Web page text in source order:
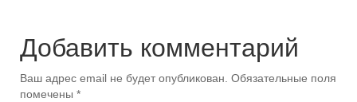
Добавить комментарий
Ваш адрес email не будет опубликован. Обязательные поля
помечены *